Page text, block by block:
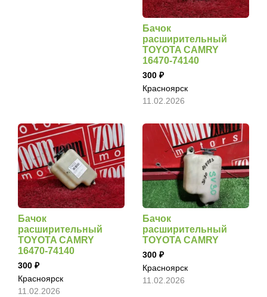
Бачок
расширительный
TOYOTA CAMRY
16470-74140
300
Красноярск
11.02.2026
Бачок
расширительный
TOYOTA CAMRY
16470-74140
300
Красноярск
11.02.2026
Бачок
расширительный
TOYOTA CAMRY
300
Красноярск
11.02.2026